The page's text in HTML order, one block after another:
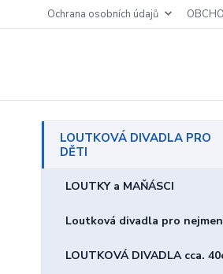
Ochrana osobních údajů
LOUTKOVÁ DIVADLA PRO
DĚTI
LOUTKY a MAŇÁSCI
Loutková divadla pro
LOUTKOVÁ DIVADLA cca.